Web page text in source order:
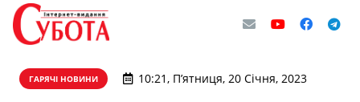
ГАРЯЧІ НОВИНИ 10:21, П’ятниця, 20 Січня, 2023